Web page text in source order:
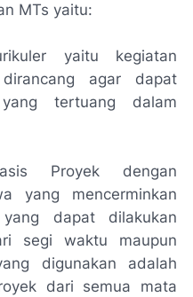
MTs yaitu:
yaitu kegiatan
agar dapat
tertuang dalam
Proyek dengan
yang mencerminkan
dapat dilakukan
segi waktu maupun
digunakan adalah
dari semua mata